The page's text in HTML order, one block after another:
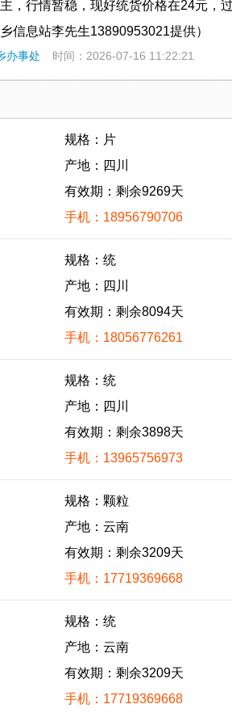
，行情暂稳，现好统货价格在24元，
信息站李先生13890953021提供）
办事处 时间：2026-07-16 11:22:21
规格：片
产地：四川
有效期：剩余9269天
手机：18956790706
规格：统
产地：四川
有效期：剩余8094天
手机：18056776261
规格：统
产地：四川
有效期：剩余3898天
手机：13965756973
规格：颗粒
产地：云南
有效期：剩余3209天
手机：17719369668
规格：统
产地：云南
有效期：剩余3209天
手机：17719369668